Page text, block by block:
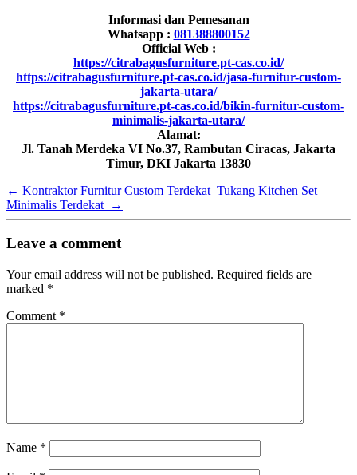
Informasi dan Pemesanan
Whatsapp : 081388800152
Official Web :
https://citrabagusfurniture.pt-cas.co.id/
https://citrabagusfurniture.pt-cas.co.id/jasa-furnitur-custom-
jakarta-utara/
https://citrabagusfurniture.pt-cas.co.id/bikin-furnitur-custom-
minimalis-jakarta-utara/
Alamat:
Jl. Tanah Merdeka VI No.37, Rambutan Ciracas, Jakarta
Timur, DKI Jakarta 13830
← Kontraktor Furnitur Custom Terdekat Tukang Kitchen Set
Minimalis Terdekat
→
Leave a comment
Your email address will not be published. Required fields are
marked *
Comment *
Name *